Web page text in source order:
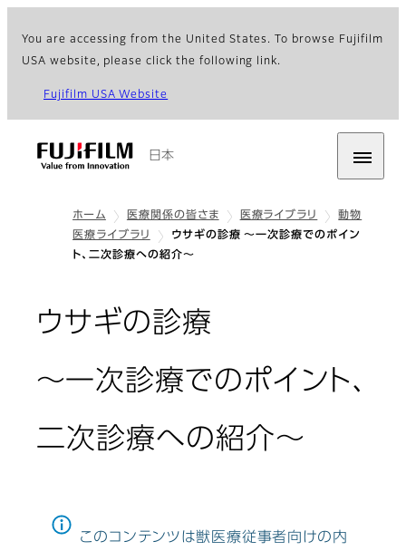
You are accessing from the United States. To browse Fujifilm
USA website, please click the following link.
Fujifilm USA Website
日本
ホーム 医療関係の皆さま 医療ライブラリ
動物
医療ライブラリ
ウサギの診療 ～一次診療でのポイン
ト、二次診療への紹介～
ウサギの診療
～一次診療でのポイント、
二次診療への紹介～
このコンテンツは獣医療従事者向けの内